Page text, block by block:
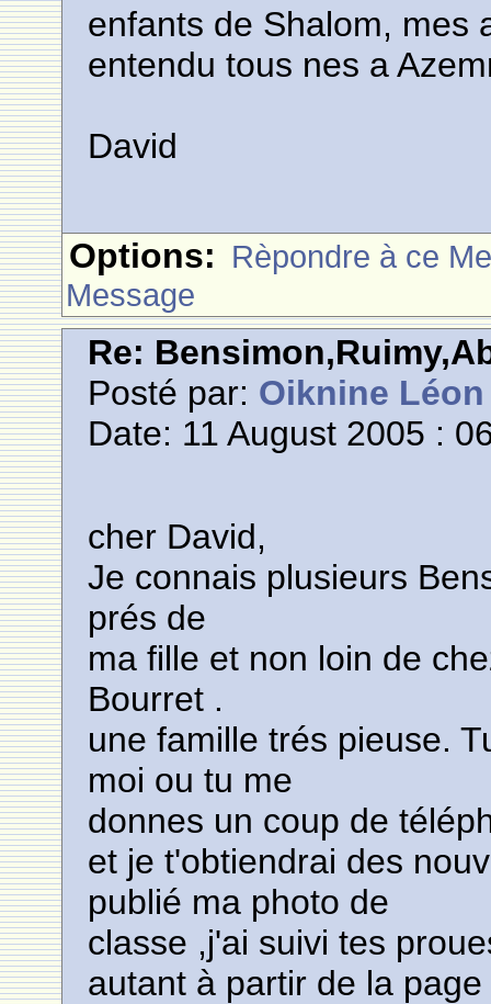
enfants de Shalom, mes
entendu tous nes a
David
Options: Rèpondre à ce
Message
Re:
Posté par: Oiknine Léon
Date: 11 August 2005 :
cher David,
Je connais plusieurs
prés de
ma fille et non loin de
Bourret .
une famille trés pieuse.
moi ou tu me
donnes un coup de
et je t'obtiendrai des
publié ma photo de
classe ,j'ai suivi tes
autant à partir de la page